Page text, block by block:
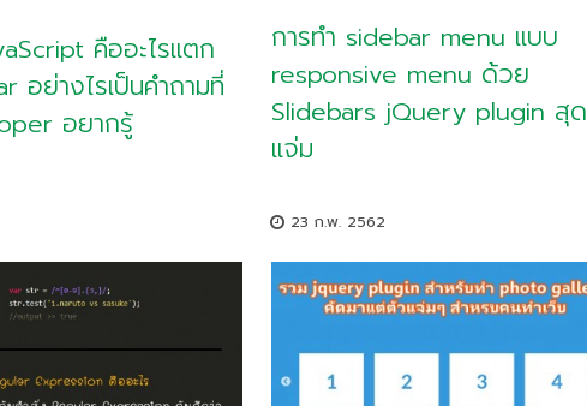
คืออะไรแตก
อย่างไรเป็นคำถามที่
อยากรู้
การทำ sidebar menu แบบ
responsive menu ด้วย
Slidebars jQuery plugin สุด
แจ่ม
23 ก.พ. 2562